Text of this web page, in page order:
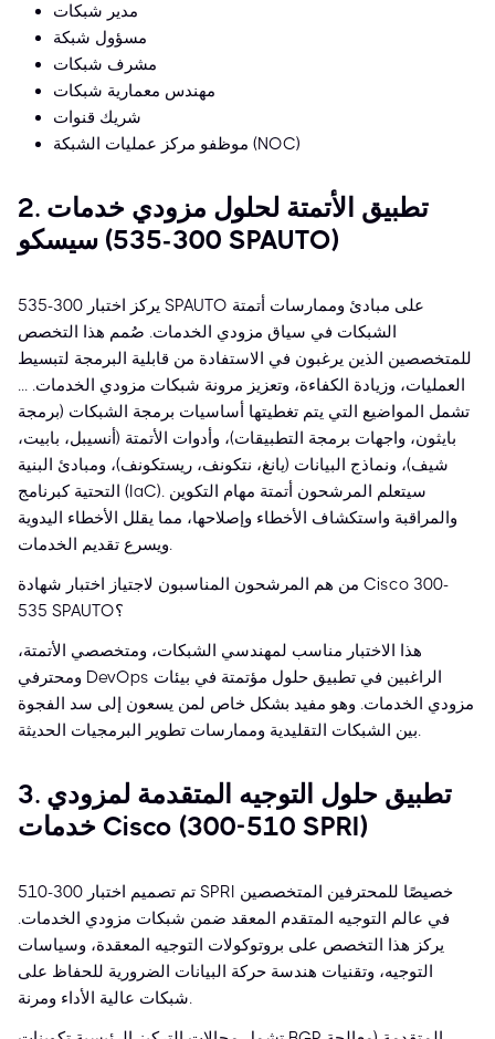
مدير شبكات
مسؤول شبكة
مشرف شبكات
مهندس معمارية شبكات
شريك قنوات
موظفو مركز عمليات الشبكة (NOC)
2. تطبيق الأتمتة لحلول مزودي خدمات
سيسكو (300-535 SPAUTO)
يركز اختبار 300-535 SPAUTO على مبادئ وممارسات أتمتة
الشبكات في سياق مزودي الخدمات. صُمم هذا التخصص
للمتخصصين الذين يرغبون في الاستفادة من قابلية البرمجة لتبسيط
العمليات، وزيادة الكفاءة، وتعزيز مرونة شبكات مزودي الخدمات. ...
تشمل المواضيع التي يتم تغطيتها أساسيات برمجة الشبكات (برمجة
بايثون، واجهات برمجة التطبيقات)، وأدوات الأتمتة (أنسيبل، بابيت،
شيف)، ونماذج البيانات (يانغ، نتكونف، ريستكونف)، ومبادئ البنية
التحتية كبرنامج (IaC). سيتعلم المرشحون أتمتة مهام التكوين
والمراقبة واستكشاف الأخطاء وإصلاحها، مما يقلل الأخطاء اليدوية
ويسرع تقديم الخدمات.
من هم المرشحون المناسبون لاجتياز اختبار شهادة Cisco 300-
535 SPAUTO؟
هذا الاختبار مناسب لمهندسي الشبكات، ومتخصصي الأتمتة،
ومحترفي DevOps الراغبين في تطبيق حلول مؤتمتة في بيئات
مزودي الخدمات. وهو مفيد بشكل خاص لمن يسعون إلى سد الفجوة
بين الشبكات التقليدية وممارسات تطوير البرمجيات الحديثة.
3. تطبيق حلول التوجيه المتقدمة لمزودي
خدمات Cisco (300-510 SPRI)
تم تصميم اختبار 300-510 SPRI خصيصًا للمحترفين المتخصصين
في عالم التوجيه المتقدم المعقد ضمن شبكات مزودي الخدمات.
يركز هذا التخصص على بروتوكولات التوجيه المعقدة، وسياسات
التوجيه، وتقنيات هندسة حركة البيانات الضرورية للحفاظ على
شبكات عالية الأداء ومرنة.